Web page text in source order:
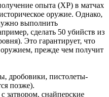
опыта (XP) в матчах
оружие. Однако,
выполнить
сделать 50 убийств из
Это гарантирует, что
оружием, прежде чем получит
дробовики, пистолеты-
позже).
затвором, снайперские